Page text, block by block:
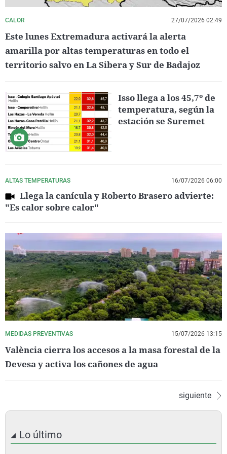
CALOR 27/07/2026 02:49
Este lunes Extremadura activará la alerta
amarilla por altas temperaturas en todo el
territorio salvo en La Sibera y Sur de Badajoz
Isso llega a los 45,7º de
temperatura, según la
estación se Suremet
ALTAS TEMPERATURAS 16/07/2026 06:00
Llega la canícula y Roberto Brasero advierte:
"Es calor sobre calor"
MEDIDAS PREVENTIVAS 15/07/2026 13:15
València cierra los accesos a la masa forestal de la
Devesa y activa los cañones de agua
siguiente
Lo último